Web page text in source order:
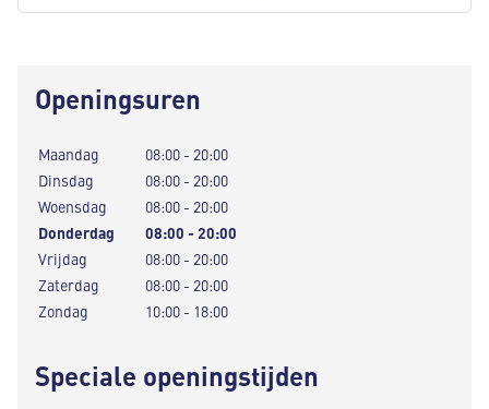
Openingsuren
Maandag
08:00 - 20:00
Dinsdag
08:00 - 20:00
Woensdag
08:00 - 20:00
Donderdag
08:00 - 20:00
Vrijdag
08:00 - 20:00
Zaterdag
08:00 - 20:00
Zondag
10:00 - 18:00
Speciale openingstijden